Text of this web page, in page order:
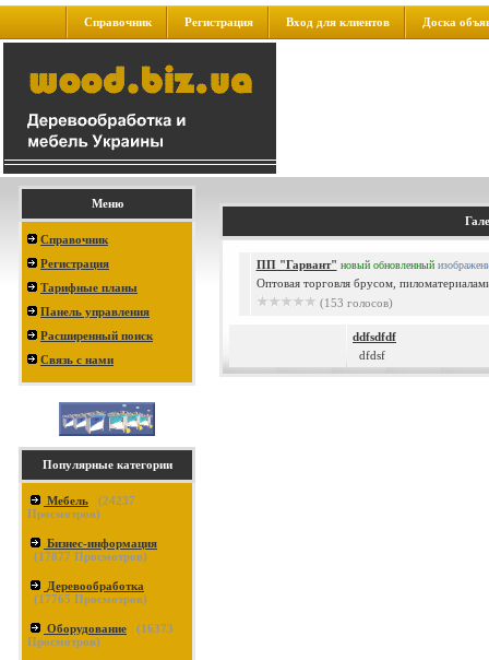
Справочник Регистрация Вход для клиентов Доска
Меню
Справочник
Регистрация
Тарифные планы
Панель управления
Расширенный поиск
Связь с нами
Популярные категории
Мебель (24237
Просмотров)
Бизнес-информация
(17877 Просмотров)
Деревообработка
(17765 Просмотров)
Оборудование (16373
Просмотров)
ПП "Гарвант" новый обновленный
Oптовая торговля брусом,
(153 голосов)
ddfsdfdf
dfdsf